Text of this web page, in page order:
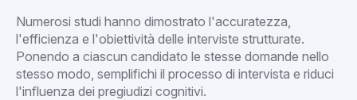
Numerosi studi hanno dimostrato l'accuratezza,
l'efficienza e l'obiettività delle interviste strutturate.
Ponendo a ciascun candidato le stesse domande nello
stesso modo, semplifichi il processo di intervista e riduci
l'influenza dei pregiudizi cognitivi.